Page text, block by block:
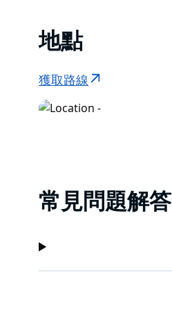
地點
獲取路線
常見問題解答